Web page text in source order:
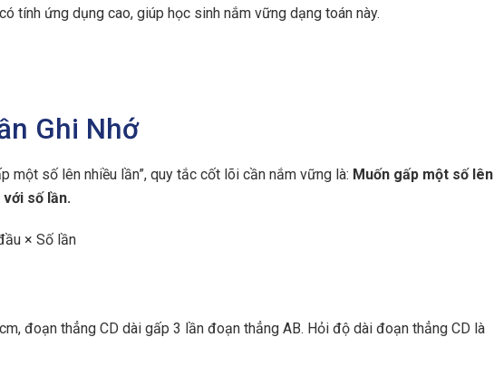
tính ứng dụng cao, giúp học sinh nắm vững dạng toán này.
Ghi Nhớ
một số lên nhiều lần”, quy tắc cốt lõi cần nắm vững là: Muốn gấp một số lên
với số lần.
× Số lần
đoạn thẳng CD dài gấp 3 lần đoạn thẳng AB. Hỏi độ dài đoạn thẳng CD là